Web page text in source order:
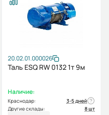
20.02.01.000026
Таль ESQ RW 0132 1т 9м
Наличие:
Краснодар:
3-5 дней
Другие склады:
8 шт